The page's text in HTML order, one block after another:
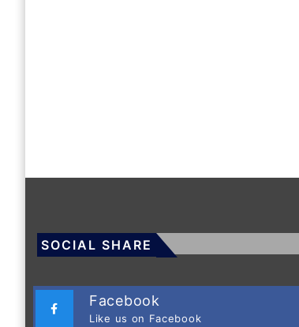
SOCIAL SHARE
Facebook
Like us on Facebook